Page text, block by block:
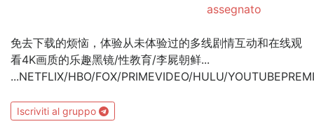
assegnato
免去下载的烦恼，体验从未体验过的多线剧情互动和在线观
看4K画质的乐趣黑镜/性教育/李屍朝鲜...
...NETFLIX/HBO/FOX/PRIMEVIDEO/HULU/
Iscriviti al gruppo